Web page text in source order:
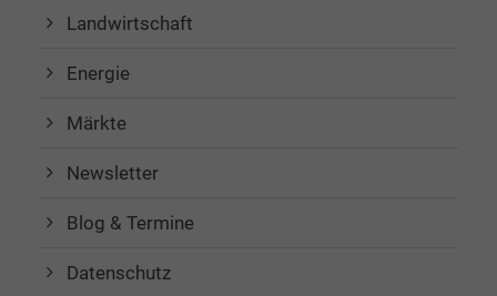
Landwirtschaft
Energie
Märkte
Newsletter
Blog & Termine
Datenschutz